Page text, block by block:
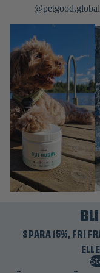
SPARA 15%, FRI